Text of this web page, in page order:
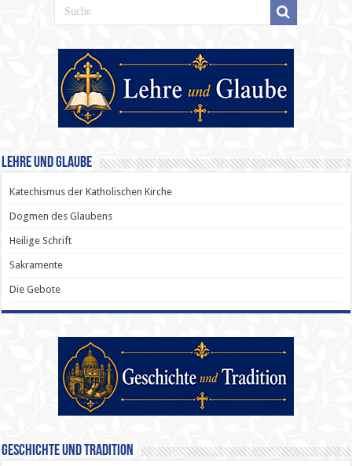
Lehre und Glaube
Katechismus der Katholischen Kirche
Dogmen des Glaubens
Heilige Schrift
Sakramente
Die Gebote
Geschichte und Tradition